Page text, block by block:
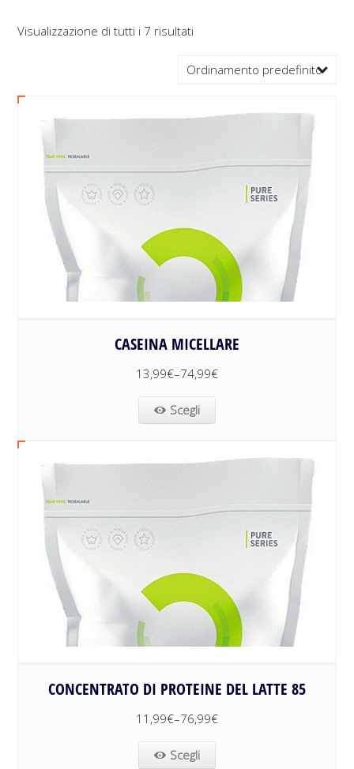
Visualizzazione di tutti i 7 risultati
Ordinamento predefinito
CASEINA MICELLARE
13,99€–74,99€
Scegli
CONCENTRATO DI PROTEINE DEL LATTE 85
11,99€–76,99€
Scegli